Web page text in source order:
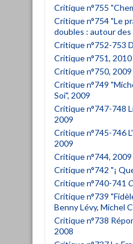
Critique n°755
Critique n°754 "Le
doubles : autour des
Critique n°752-753
Critique n°751, 2010
Critique n°750, 2009
Critique n°749
Soi", 2009
Critique n°747-748
2009
Critique n°745-746
2009
Critique n°744, 2009
Critique n°742 "¡
Critique n°740-741
Critique n°739
Benny Lévy, Michel
Critique n°738
2008